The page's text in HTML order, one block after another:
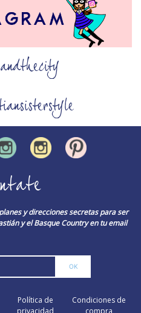
y direcciones secretas para ser
y el Basque Country en tu email
Política de
privacidad
Condiciones de
compra